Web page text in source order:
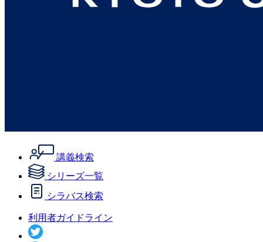
講義検索
シリーズ一覧
シラバス検索
利用者ガイドライン